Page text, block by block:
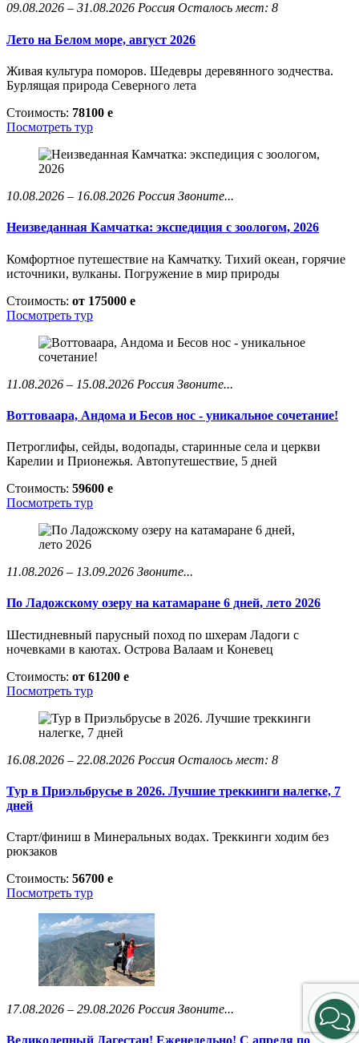
09.08.2026 – 31.08.2026 Россия Осталось мест: 8
Лето на Белом море, август 2026
Живая культура поморов. Шедевры деревянного зодчества.
Бурлящая природа Северного лета
Стоимость: 78100 e
Посмотреть тур
10.08.2026 – 16.08.2026 Россия Звоните...
Неизведанная Камчатка: экспедиция с зоологом, 2026
Комфортное путешествие на Камчатку. Тихий океан, горячие
источники, вулканы. Погружение в мир природы
Стоимость: от 175000 e
Посмотреть тур
11.08.2026 – 15.08.2026 Россия Звоните...
Воттоваара, Андома и Бесов нос - уникальное сочетание!
Петроглифы, сейды, водопады, старинные села и церкви
Карелии и Прионежья. Автопутешествие, 5 дней
Стоимость: 59600 e
Посмотреть тур
11.08.2026 – 13.09.2026 Звоните...
По Ладожскому озеру на катамаране 6 дней, лето 2026
Шестидневный парусный поход по шхерам Ладоги с
ночевками в каютах. Острова Валаам и Коневец
Стоимость: от 61200 e
Посмотреть тур
16.08.2026 – 22.08.2026 Россия Осталось мест: 8
Тур в Приэльбрусье в 2026. Лучшие треккинги налегке, 7
дней
Старт/финиш в Минеральных водах. Треккинги ходим без
рюкзаков
Стоимость: 56700 e
Посмотреть тур
17.08.2026 – 29.08.2026 Россия Звоните...
Великолепный Дагестан! Еженедельно! С апреля по